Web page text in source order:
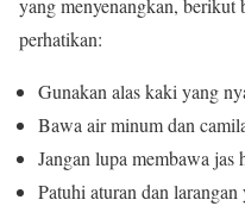
yang menyenangkan, berikut
perhatikan:
Gunakan alas kaki yang
Bawa air minum dan
Jangan lupa membawa jas
Patuhi aturan dan